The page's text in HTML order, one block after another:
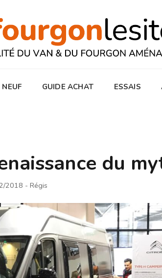
GUIDE ACHAT ESSAIS
du
2018 - Régis